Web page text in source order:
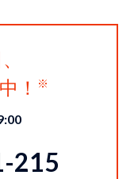
！
215